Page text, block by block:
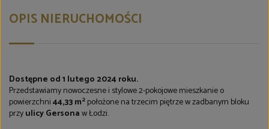
OPIS NIERUCHOMOŚCI
Dostępne od 1 lutego 2024 roku.
Przedstawiamy nowoczesne i stylowe 2-pokojowe mieszkanie o
powierzchni44,33 m2 położone na trzecim piętrze w zadbanym bloku
przyulicy Gersonaw Łodzi.